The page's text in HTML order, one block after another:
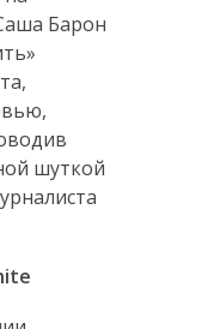
Барон
шуткой